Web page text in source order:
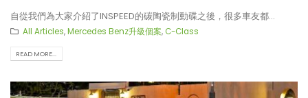
自從我們為大家介紹了INSPEED的碳陶瓷制動碟之後，很多車友都...
All Articles,Mercedes Benz升級個案, C-Class
READ MORE...